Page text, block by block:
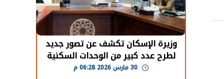
وزيرة الإسكان تكشف عن تصور جديد
لطرح عدد كبير من الوحدات السكنية
بنظام الإيجار